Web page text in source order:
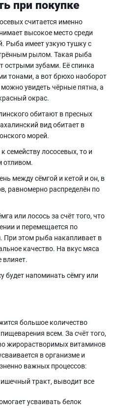
при покупке
считается именно
высокое место среди
Рыба имеет узкую тушку с
рылом. Такая рыба
острыми зубами. Её спинка
тонами, а вот брюхо наоборот
увидеть чёрные пятна, а
окрас.
обитают в пресных
вид обитает в
морей.
семейству лососевых, то и
отливом.
между сёмгой и кетой и он, в
равномерно распределён по
или лосось за счёт того, что
и перемещается по
При этом рыба накапливает в
качество. На вкус мяса
будет напоминать сёмгу или
большое количество
всем. За счёт того,
жирорастворимых витаминов
в организме и
важных процессов:
тракт, выводит все
усваивать белок